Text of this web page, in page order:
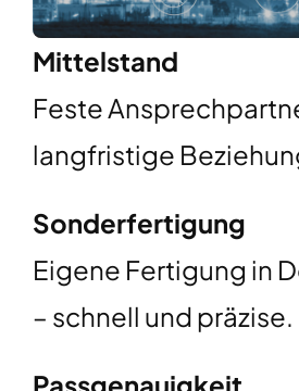
Mittelstand
Feste
langfristige
Sonderfertigung
Eigene Fertigung in
– schnell und präzise.
Passgenauigkeit